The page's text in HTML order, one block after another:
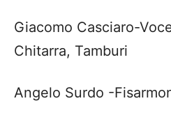
Ospiti della serata: il
Schipa..